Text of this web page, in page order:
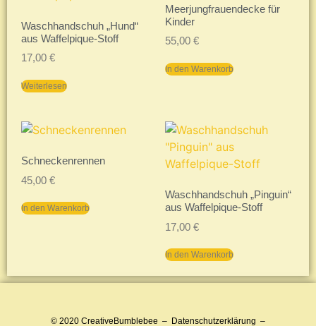
Waschhandschuh „Hund“
aus Waffelpique-Stoff
17,00 €
Weiterlesen
Meerjungfrauendecke für
Kinder
55,00 €
In den Warenkorb
Schneckenrennen
45,00 €
In den Warenkorb
Waschhandschuh „Pinguin“
aus Waffelpique-Stoff
17,00 €
In den Warenkorb
© 2020 CreativeBumblebee – Datenschutzerklärung –